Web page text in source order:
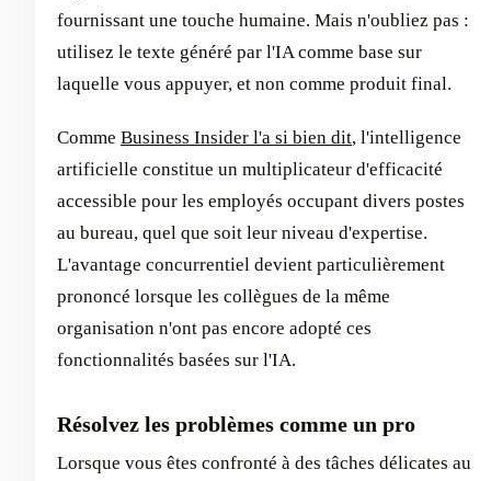
fournissant une touche humaine. Mais n'oubliez pas :
utilisez le texte généré par l'IA comme base sur
laquelle vous appuyer, et non comme produit final.
Comme Business Insider l'a si bien dit, l'intelligence
artificielle constitue un multiplicateur d'efficacité
accessible pour les employés occupant divers postes
au bureau, quel que soit leur niveau d'expertise.
L'avantage concurrentiel devient particulièrement
prononcé lorsque les collègues de la même
organisation n'ont pas encore adopté ces
fonctionnalités basées sur l'IA.
Résolvez les problèmes comme un pro
Lorsque vous êtes confronté à des tâches délicates au